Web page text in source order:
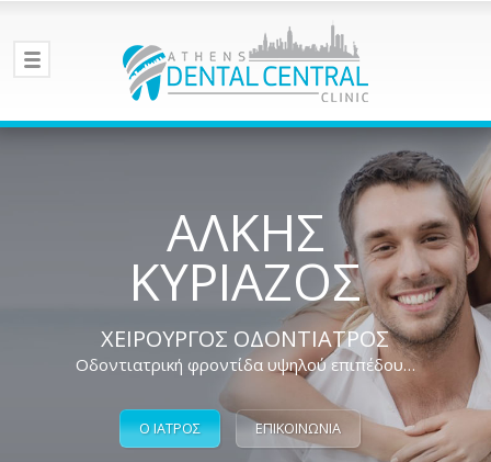
ΑΛΚΗΣ
ΚΥΡΙΑΖΟΣ
ΧΕΙΡΟΥΡΓΟΣ ΟΔΟΝΤΙΑΤΡΟΣ
Οδοντιατρική φροντίδα υψηλού επιπέδου…
Ο ΙΑΤΡΟΣ ΕΠΙΚΟΙΝΩΝΙΑ